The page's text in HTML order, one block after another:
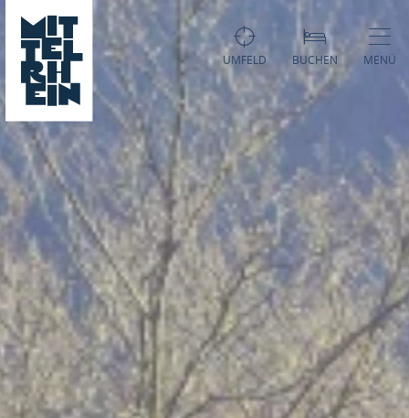
UMFELD BUCHEN MENÜ